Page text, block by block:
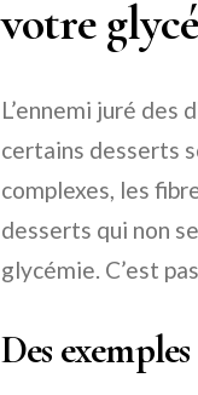
votre
L’ennemi juré des
certains desserts
complexes, les
desserts qui non
glycémie. C’est
Des